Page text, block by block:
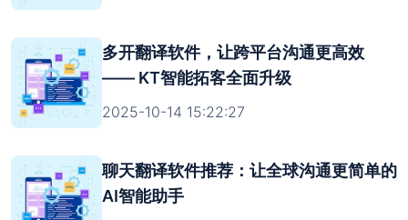
多开翻译软件，让跨平台沟通更高效
—— KT智能拓客全面升级
2025-10-14 15:22:27
聊天翻译软件推荐：让全球沟通更简单的
AI智能助手